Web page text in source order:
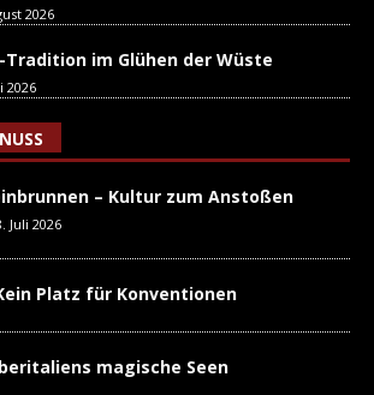
2026
Tradition im Glühen der Wüste
2026
– Kultur zum Anstoßen
Juli 2026
Platz für Konventionen
magische Seen